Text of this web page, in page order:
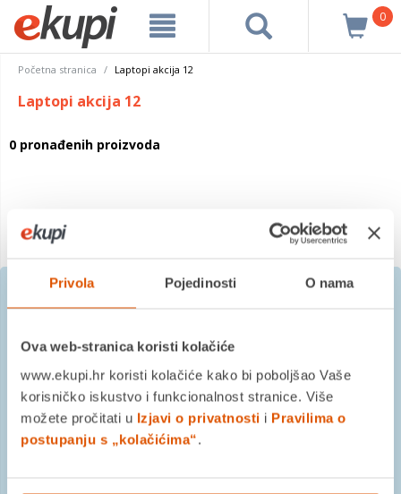
Privola Pojedinosti O nama
Ova web-stranica koristi kolačiće
www.ekupi.hr koristi kolačiće kako bi poboljšao Vaše
korisničko iskustvo i funkcionalnost stranice. Više
možete pročitati u Izjavi o privatnosti i Pravilima o
postupanju s „kolačićima“.
0
Početna stranica Laptopi akcija 12
Laptopi akcija 12
0 pronađenih proizvoda
Prijavite se na besplatni
PRIJAVITE SE